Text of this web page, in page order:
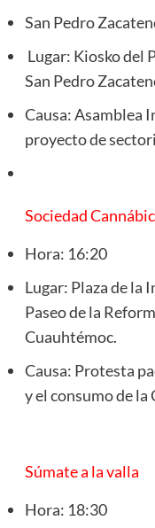
San Pedro
Lugar: Kiosko del
San Pedro
Causa: Asamblea
proyecto de
Sociedad
Hora: 16:20
Lugar: Plaza de la
Paseo de la
Cuauhtémoc.
Causa: Protesta
y el consumo de la
Súmate a la valla
Hora: 18:30